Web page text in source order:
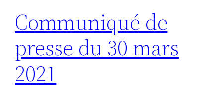
Communiqué de
presse du 30 mars
2021